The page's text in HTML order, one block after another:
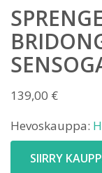
139,00 €
Hevoskauppa:
SIIRRY